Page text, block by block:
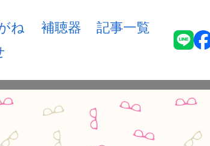
ね 補聴器
記事一覧